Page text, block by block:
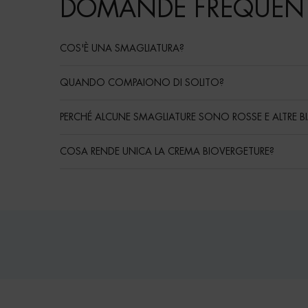
DOMANDE
COS'È UNA SMAGLIATURA?
QUANDO COMPAIONO DI SOLITO?
PERCHÉ ALCUNE SMAGLIATURE SONO ROSSE E ALTRE
COSA RENDE UNICA LA CREMA BIOVERGETURE?